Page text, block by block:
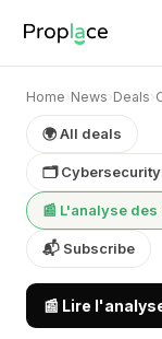
Home› News› Deals›
🌍 All deals
🗂 Cybersecurity
📰 L'analyse
📬 Subscribe
📰 Lire